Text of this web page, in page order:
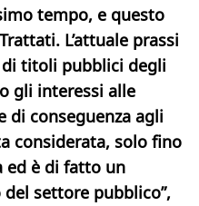
tempo, e questo
L’attuale prassi
titoli pubblici degli
gli interessi alle
di conseguenza agli
considerata, solo fino
ed è di fatto un
settore pubblico”,